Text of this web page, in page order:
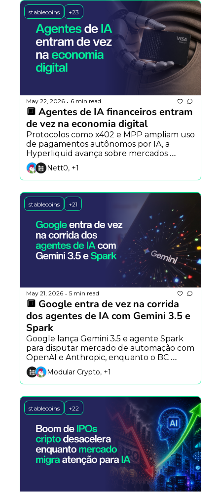
stablecoins +23
May 22, 2026 • 6 min read
🔲 Agentes de IA financeiros entram
de vez na economia digital
Protocolos como x402 e MPP ampliam uso
de pagamentos autônomos por IA, a
Hyperliquid avança sobre mercados
tradicionais e a DeepSeek prepara rival do
Claude Code.
Nett0, +1
stablecoins +21
May 21, 2026 • 5 min read
🔲 Google entra de vez na corrida
dos agentes de IA com Gemini 3.5 e
Spark
Google lança Gemini 3.5 e agente Spark
para disputar mercado de automação com
OpenAI e Anthropic, enquanto o BC
amplia monitoramento sobre cartões
cripto e existe convergência entre IA e
blockchain.
Modular Crypto, +1
stablecoins +22